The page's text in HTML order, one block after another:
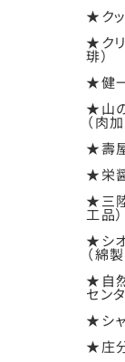
★クッ
★ク
琲）
★健
★山
（肉
★壽
★栄
★三
工品）
★シ
（綿
★自
セン
★シャ
★庄分